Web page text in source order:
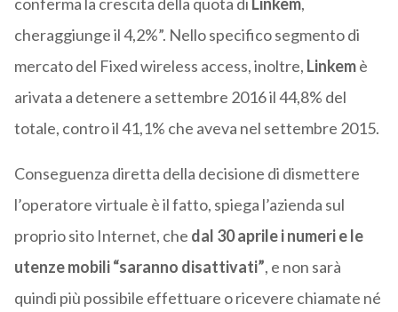
conferma la crescita della quota di Linkem,
cheraggiunge il 4,2%”. Nello specifico segmento di
mercato del Fixed wireless access, inoltre, Linkemè
arivata a detenere a settembre 2016 il 44,8% del
totale, contro il 41,1% che aveva nel settembre 2015.
Conseguenza diretta della decisione di dismettere
l’operatore virtuale è il fatto, spiega l’azienda sul
proprio sito Internet, che dal 30 aprile i numeri e le
utenze mobili “saranno disattivati”, e non sarà
quindi più possibile effettuare o ricevere chiamate né